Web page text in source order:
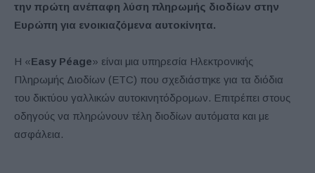
την πρώτη ανέπαφη λύση πληρωμής διοδίων στην
Ευρώπη για ενοικιαζόμενα αυτοκίνητα.
Η «Easy Péage» είναι μια υπηρεσία Ηλεκτρονικής
Πληρωμής Διοδίων (ETC) που σχεδιάστηκε για τα διόδια
του δικτύου γαλλικών αυτοκινητόδρομων. Επιτρέπει στους
οδηγούς να πληρώνουν τέλη διοδίων αυτόματα και με
ασφάλεια.